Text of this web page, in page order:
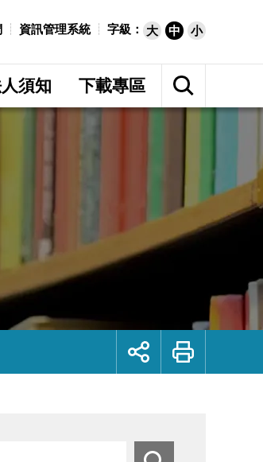
資訊管理系統 字級： 大 中 小
須知 下載專區
展
開
網
站
尋
展
鈕
列
搜